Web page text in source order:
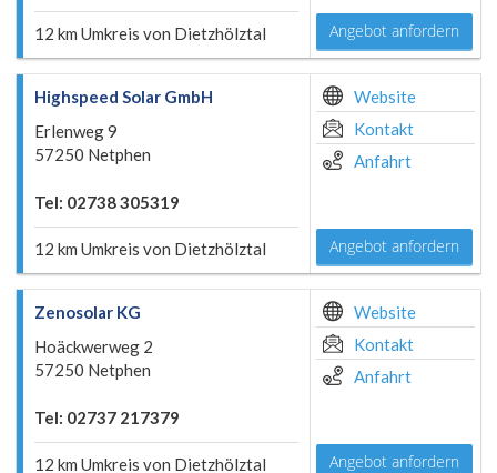
12 km Umkreis von Dietzhölztal Angebot anfordern
Highspeed Solar GmbH
Erlenweg 9
57250 Netphen
Tel: 02738 305319
12 km Umkreis von Dietzhölztal
Website
Kontakt
Anfahrt
Angebot anfordern
Zenosolar KG
Hoäckwerweg 2
57250 Netphen
Tel: 02737 217379
12 km Umkreis von Dietzhölztal
Website
Kontakt
Anfahrt
Angebot anfordern